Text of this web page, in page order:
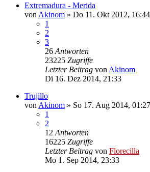
Extremadura - Merida
von Akinom » Do 11. Okt 2012, 16:44
1
2
3
26 Antworten
23225 Zugriffe
Letzter Beitrag von Akinom
Di 16. Dez 2014, 21:33
Trujillo
von Akinom » So 17. Aug 2014, 01:27
1
2
12 Antworten
16225 Zugriffe
Letzter Beitrag von Florecilla
Mo 1. Sep 2014, 23:33